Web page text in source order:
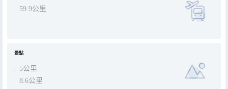
59.9公里
景點
5公里
8.6公里